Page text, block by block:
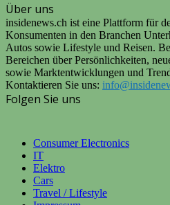
Über uns
insidenews.ch ist eine Plattform für
Konsumenten in den Branchen
Autos sowie Lifestyle und Reisen.
Bereichen über Persönlichkeiten,
sowie Marktentwicklungen und
Kontaktieren Sie uns:
Folgen Sie uns
Consumer Electronics
IT
Elektro
Cars
Travel / Lifestyle